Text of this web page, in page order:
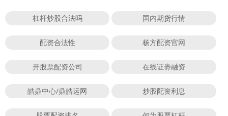
杠杆炒股合法吗 国内期货行情
配资合法性 杨方配资官网
开股票配资公司 在线证劵融资
皓鼎中心/鼎皓运网 炒股配资利息